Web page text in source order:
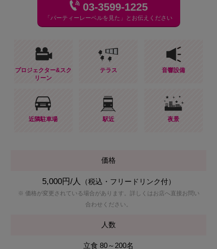
03-3599-1225
「パーティーレーベルを見た」とお伝えください
プロジェクター&スク
リーン
テラス 音響設備
近隣駐車場 駅近 夜景
価格
5,000円/人 （税込・フリードリンク付）
※ 価格が変更されている場合があります。詳しくはお店へ直接お問い
合わせください。
人数
立食 80～200名